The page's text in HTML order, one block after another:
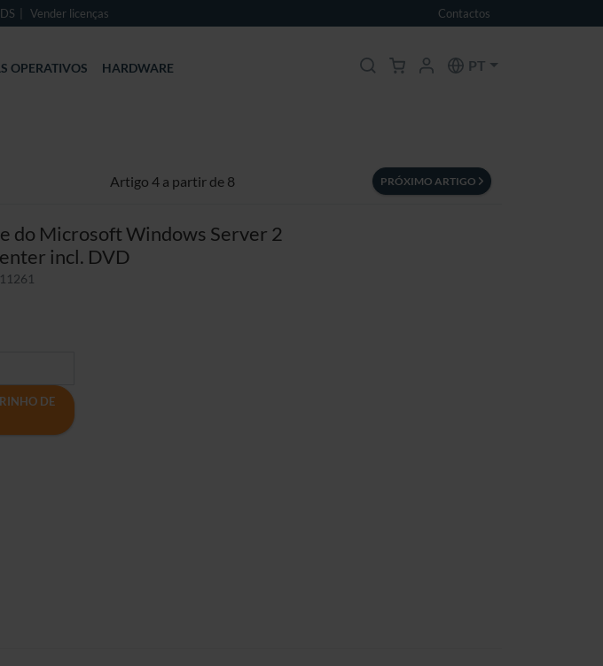
Vender licenças Contactos
OPERATIVOS HARDWARE PT
Artigo 4 a partir de 8 PRÓXIMO ARTIGO
do Microsoft Windows Server 2
incl. DVD
DE